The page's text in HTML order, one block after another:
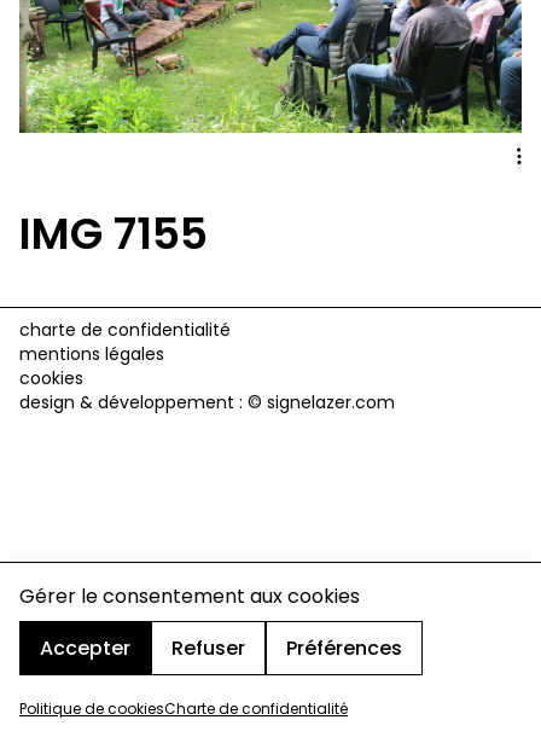
Gérer le consentement aux cookies
Accepter
Refuser Préférences
Politique de cookiesCharte de confidentialité
Journal Vénerie- version papier
Newsletter
IMG 7155
charte de confidentialité
mentions légales
cookies
design & développement : © signelazer.com